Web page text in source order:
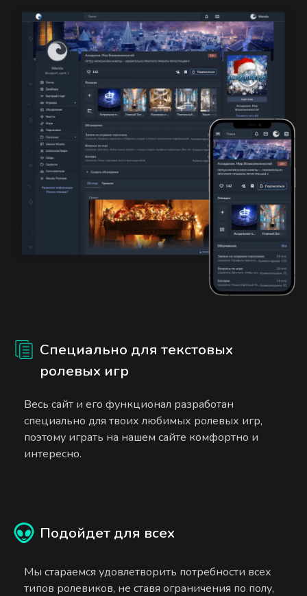
Специально для текстовых
ролевых игр
Весь сайт и его функционал разработан
специально для твоих любимых ролевых игр,
поэтому играть на нашем сайте комфортно и
интересно.
Подойдет для всех
Мы стараемся удовлетворить потребности всех
типов ролевиков, не ставя ограничения по полу,